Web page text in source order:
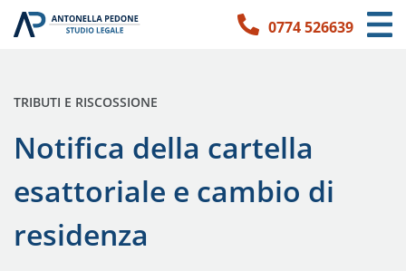
Link per l'accessibilità
Vai ai contenuti principali
Vai ai contatti0774 526639
Notifica della cartella
esattoriale e cambio di
residenza
PUBBLICATO IN:
TRIBUTI E RISCOSSIONE